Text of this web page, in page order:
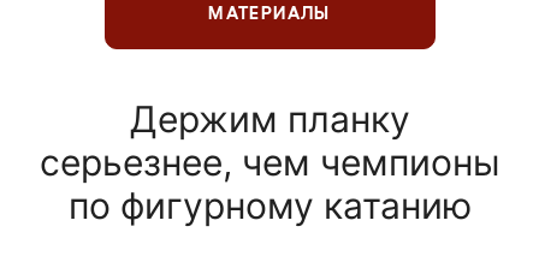
МАТЕРИАЛЫ
Держим планку
серьезнее, чем чемпионы
по фигурному катанию